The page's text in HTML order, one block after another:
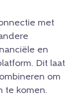
met
en
Dit laat
om
te komen.